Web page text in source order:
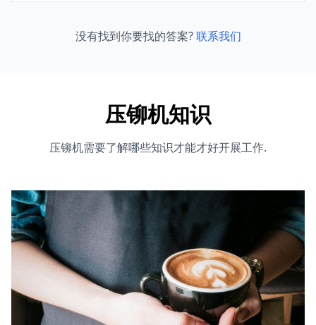
没有找到你要找的答案?联系我们
压铆机知识
压铆机需要了解哪些知识才能才好开展工作.